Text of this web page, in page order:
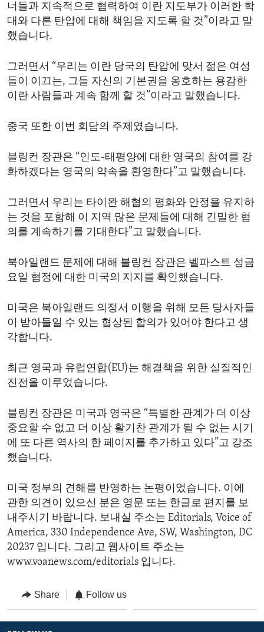
너들과 지속적으로 협력하여 이란 지도부가 이러한 학
대와 다른 탄압에 대해 책임을 지도록 할 것”이라고 말
했습니다.
그러면서 “우리는 이란 당국의 탄압에 맞서 젊은 여성
들이 이끄는, 그들 자신의 기본권을 옹호하는 용감한
이란 사람들과 계속 함께 할 것”이라고 말했습니다.
중국 또한 이번 회담의 주제였습니다.
블링컨 장관은 “인도-태평양에 대한 영국의 참여를 강
화하겠다는 영국의 약속을 환영한다”고 말했습니다.
그러면서 우리는 타이완 해협의 평화와 안정을 유지하
는 것을 포함해 이 지역 많은 문제들에 대해 긴밀한 협
의를 계속하기를 기대한다”고 말했습니다.
북아일랜드 문제에 대해 블링컨 장관은 벨파스트 성금
요일 협정에 대한 미국의 지지를 확인했습니다.
미국은 북아일랜드 의정서 이행을 위해 모든 당사자들
이 받아들일 수 있는 협상된 합의가 있어야 한다고 생
각합니다.
최근 영국과 유럽연합(EU)는 해결책을 위한 실질적인
진전을 이루었습니다.
블링컨 장관은 미국과 영국은 “특별한 관계가 더 이상
중요할 수 없고 더 이상 활기찬 관계가 될 수 없는 시기
에 또 다른 역사의 한 페이지를 추가하고 있다”고 강조
했습니다.
미국 정부의 견해를 반영하는 논평이었습니다. 이에
관한 의견이 있으신 분은 영문 또는 한글로 편지를 보
내주시기 바랍니다. 보내실 주소는 Editorials, Voice of
America, 330 Independence Ave, SW, Washington, DC
20237 입니다. 그리고 웹사이트 주소는
www.voanews.com/editorials 입니다.
Share Follow us